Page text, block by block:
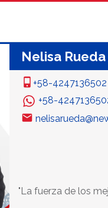
Nelisa Rueda
+58-4247136502
+58-
"La fuerza de los